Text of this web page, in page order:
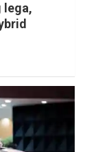
lega,